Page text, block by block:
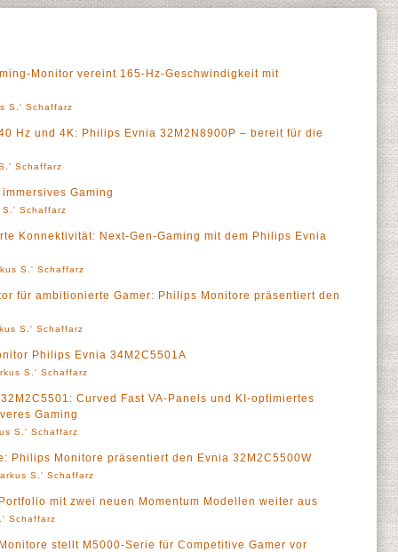
Monitor vereint 165-Hz-Geschwindigkeit mit
S.' Schaffarz
Hz und 4K: Philips Evnia 32M2N8900P – bereit für die
Schaffarz
Gaming
S.' Schaffarz
Konnektivität: Next-Gen-Gaming mit dem Philips Evnia
S.' Schaffarz
für ambitionierte Gamer: Philips Monitore präsentiert den
S.' Schaffarz
Philips Evnia 34M2C5501A
S.' Schaffarz
Curved Fast VA-Panels und KI-optimiertes
Gaming
S.' Schaffarz
Philips Monitore präsentiert den Evnia 32M2C5500W
S.' Schaffarz
mit zwei neuen Momentum Modellen weiter aus
Schaffarz
stellt M5000-Serie für Competitive Gamer vor